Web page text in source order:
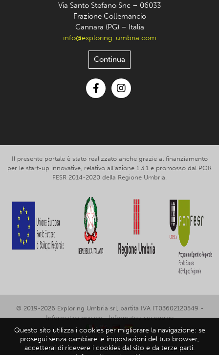
Via Santo Stefano Snc – 06033
Frazione Collemancio
Cannara (PG) – Italia
info@exploring-umbria.com
Continua
Il presente portale è stato realizzato anche grazie al finanziamento
per le start-up innovative, relativo all’azione 1.3.1 e promosso dal POR
FESR 2014-2020 della Regione Umbria.
© 2019-2026 Exploring Umbria srl, partita IVA IT03602120549 -
Informativa privacy-Informativa sui cookie
Questo sito utilizza i cookies per migliorare la navigazione: se
prosegui senza cambiare le impostazioni del tuo browser,
accetterai di ricevere i cookies dal sito e da terze parti.